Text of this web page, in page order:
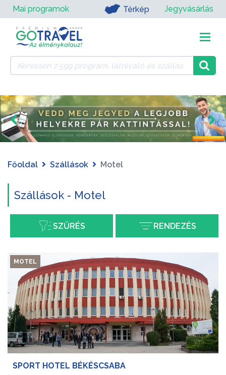
Mai programok Térkép Jegyvásárlás
Főoldal Szállások Motel
Szállások - Motel
SZŰRÉS RENDEZÉS
MOTEL
SPORT HOTEL BÉKÉSCSABA